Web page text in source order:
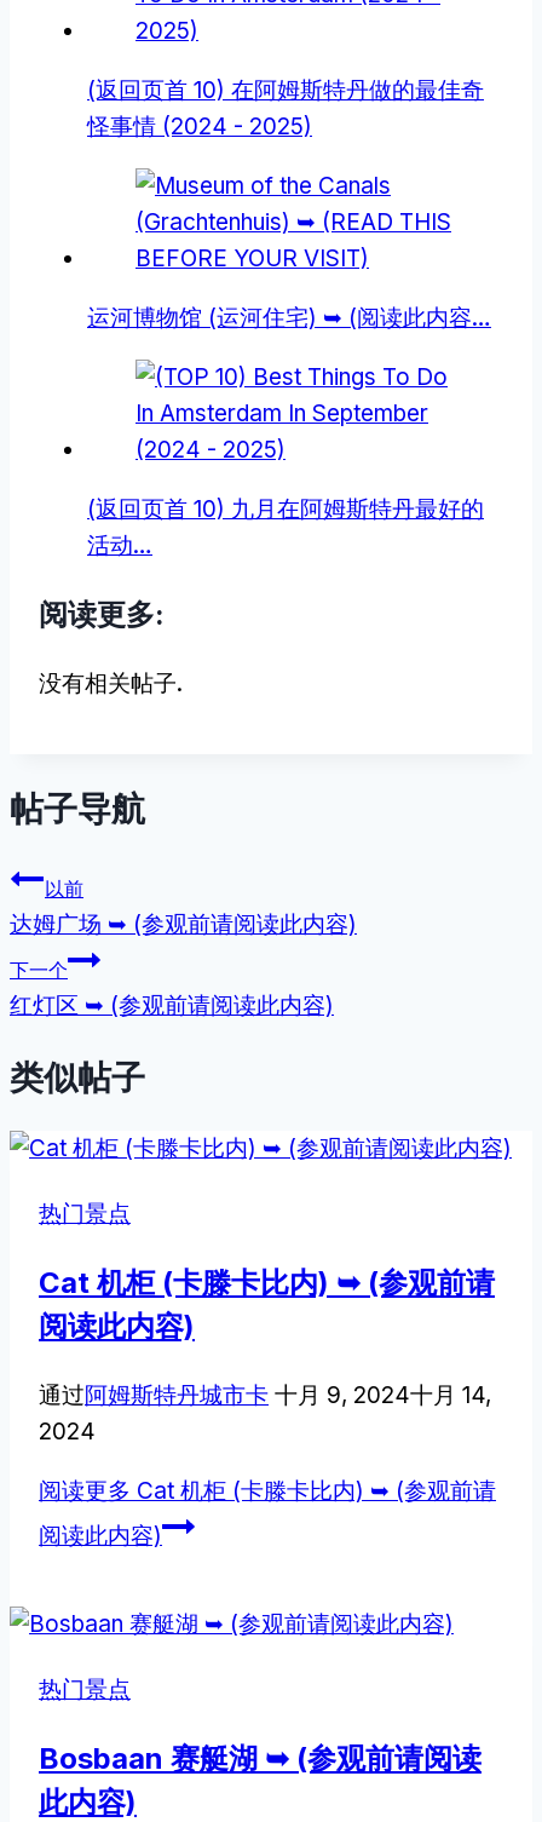
(返回页首 10) 在阿姆斯特丹做的最佳奇
怪事情 (2024 - 2025)
运河博物馆 (运河住宅) ➥ (阅读此内容…
(返回页首 10) 九月在阿姆斯特丹最好的
活动…
阅读更多:
没有相关帖子.
帖子导航
以前
达姆广场 ➥ (参观前请阅读此内容)
下一个
红灯区 ➥ (参观前请阅读此内容)
类似帖子
热门景点
Cat 机柜 (卡滕卡比内) ➥ (参观前请
阅读此内容)
通过阿姆斯特丹城市卡 十月 9, 2024十月 14,
2024
阅读更多 Cat 机柜 (卡滕卡比内) ➥ (参观前请
阅读此内容)
热门景点
Bosbaan 赛艇湖 ➥ (参观前请阅读
此内容)